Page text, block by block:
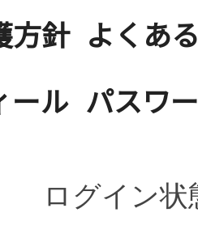
方針 よくあ
ール パスワ
ログイン